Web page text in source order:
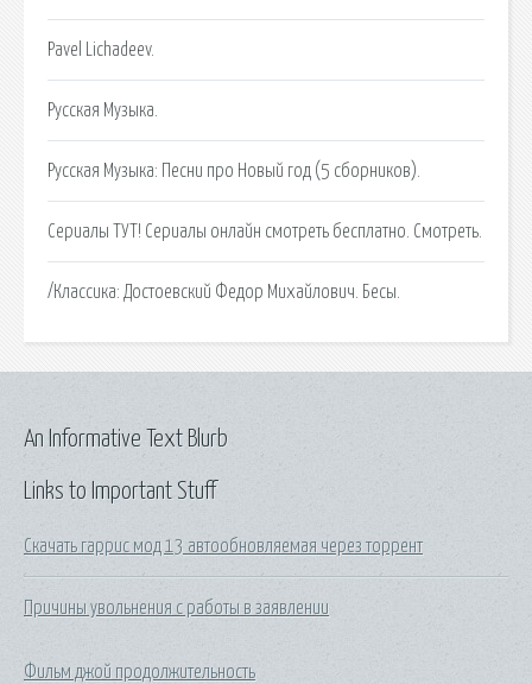
Pavel Lichadeev.
Русская Музыка.
Русская Музыка: Песни про Новый год (5 сборников).
Сериалы ТУТ! Сериалы онлайн смотреть бесплатно. Смотреть.
/Классика: Достоевский Федор Михайлович. Бесы.
Links to Important Stuff
Скачать гаррис мод 13 автообновляемая через торрент
Причины увольнения с работы в заявлении
Фильм джой продолжительность
An Informative Text Blurb